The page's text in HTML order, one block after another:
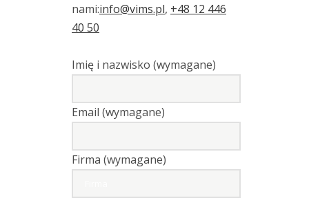
nami:info@vims.pl, +48 12 446
40 50
Imię i nazwisko (wymagane)
Email (wymagane)
Firma (wymagane)